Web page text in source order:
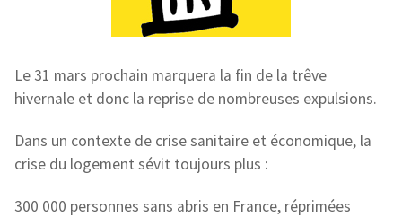
Le 31 mars prochain marquera la fin de la trêve
hivernale et donc la reprise de nombreuses expulsions.
Dans un contexte de crise sanitaire et économique, la
crise du logement sévit toujours plus :
300 000 personnes sans abris en France, réprimées